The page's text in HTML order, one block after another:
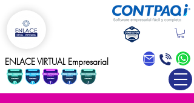
ENLACE VIRTUAL Empresarial